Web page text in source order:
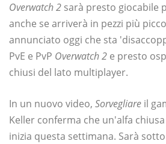
Overwatch 2 sarà presto giocabile
anche se arriverà in pezzi più
annunciato oggi che sta
PvE e PvP Overwatch 2 e presto
chiusi del lato multiplayer.
In un nuovo video, Sorvegliare il
Keller conferma che un'alfa
inizia questa settimana. Sarà